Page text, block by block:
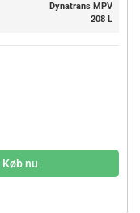
Dynatrans MPV
208 L
Køb nu